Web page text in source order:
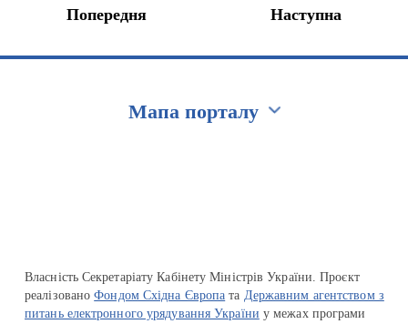
Попередня Наступна
Мапа порталу
Власність Секретаріату Кабінету Міністрів України. Проєкт
реалізованоФондом Східна Європа та Державним агентством з
питань електронного урядування України у межах програми